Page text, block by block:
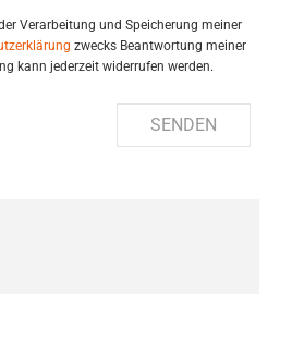
Verarbeitung und Speicherung meiner
zwecks Beantwortung meiner
kann jederzeit widerrufen werden.
SENDEN